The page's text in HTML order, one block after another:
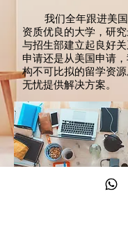
我们全年跟进美国
资质优良的大学，研
与招生部建立起良好
申请还是从美国申请
构不可比拟的留学资
无忧提供解决方案。